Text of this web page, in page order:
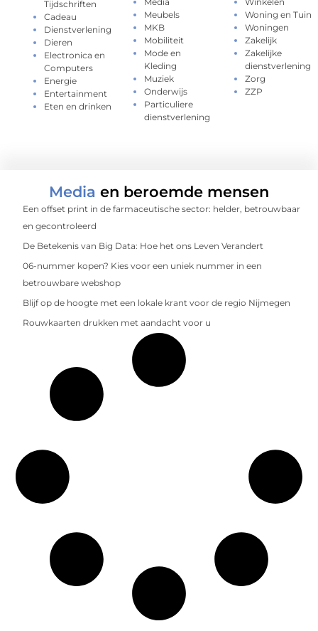
Tijdschriften
Cadeau
Dienstverlening
Dieren
Electronica en
Computers
Energie
Entertainment
Eten en drinken
Meubels
MKB
Mobiliteit
Mode en
Kleding
Muziek
Onderwijs
Particuliere
dienstverlening
Woning en Tuin
Woningen
Zakelijk
Zakelijke
dienstverlening
Zorg
ZZP
Media en beroemde mensen
Een offset print in de farmaceutische sector: helder, betrouwbaar
en gecontroleerd
De Betekenis van Big Data: Hoe het ons Leven Verandert
06-nummer kopen? Kies voor een uniek nummer in een
betrouwbare webshop
Blijf op de hoogte met een lokale krant voor de regio Nijmegen
Rouwkaarten drukken met aandacht voor u